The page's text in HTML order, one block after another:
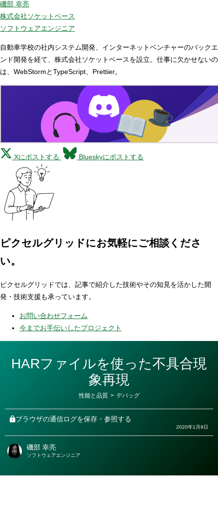
磯部 幸亮
株式会社ソケットベース
ソフトウェアエンジニア
自動車学校の社内システム開発、インターネットベンチャーのバックエ
ンド開発を経て、株式会社ソケットベースを設立。仕事に欠かせないの
は、WebStormとTypeScript、Prettier。
Xにポストする Blueskyにポストする
ピクセルグリッドにお気軽にご相談くださ
い。
ピクセルグリッドでは、記事で紹介した技術やその知見を活かした開
発・技術支援も承っています。
お問い合わせフォーム
今までお手伝いしたプロジェクト
HARファイルを使った不具合現
象再現
カ
ゴ
リ
ー
性能と品質 > デバッグ
ブラウザの通信ログを保存・参照する
2020年1月9日
著
磯部 幸亮
ソフトウェアエンジニア